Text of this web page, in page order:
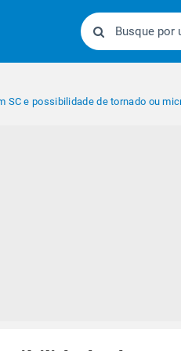
SC e possibilidade de tornado ou